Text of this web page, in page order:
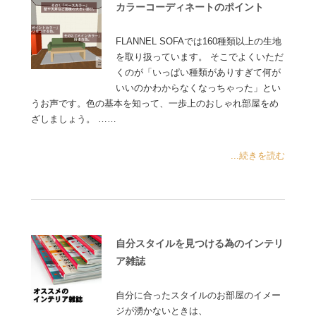
カラーコーディネートのポイント
FLANNEL SOFAでは160種類以上の生地
を取り扱っています。 そこでよくいただ
くのが「いっぱい種類がありすぎて何が
いいのかわからなくなっちゃった」とい
うお声です。色の基本を知って、一歩上のおしゃれ部屋をめ
ざしましょう。 ……
...続きを読む
自分スタイルを見つける為のインテリ
ア雑誌
自分に合ったスタイルのお部屋のイメー
ジが湧かないときは、